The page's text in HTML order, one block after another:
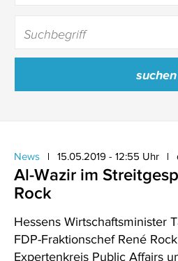
News 15.05.2019 - 12:55 Uhr
Al-Wazir im
Rock
Hessens Wirtschaftsminister
FDP-Fraktionschef René
Expertenkreis Public Affairs